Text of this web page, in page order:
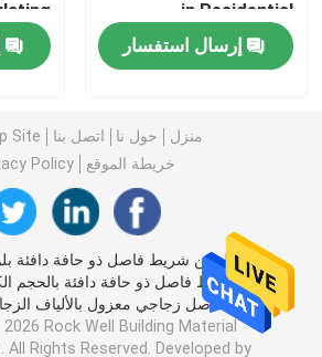
مانع تسرب الزجاج المعزول
شريط بوتيل مانع التسرب
المجفف المنخل الجزيئي
موصل زاوية بلاستيك
in Residential
Buildings with Low
Thermal Conductivity
إرسال استفسار
منزل حول نا اتصل بنا
Site
خريطة الموقع
Policy
الصين شريط فاصل ذو حافة دافئة
شريط فاصل ذو حافة دافئة بالحجم
فاصل زجاجي معزول بالألياف
Rock Well Building Material
All Rights Reserved. Developed by